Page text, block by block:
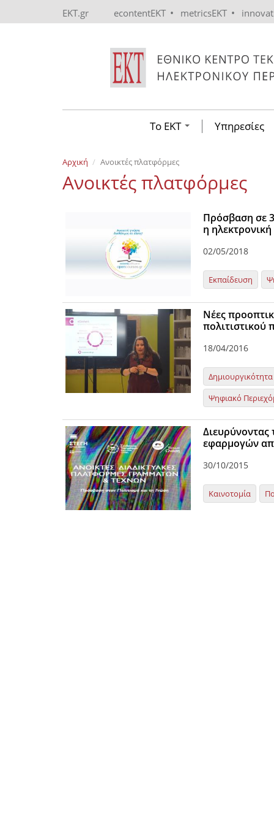
EKT.gr econtentEKT • metricsEKT •
Το ΕΚΤ Υπηρεσίες
Αρχική Ανοικτές πλατφόρμες
Ανοικτές πλατφόρμες
Πρόσβαση σε
η
02/05/2018
Εκπαίδευση
Νέες
πολιτιστικού
18/04/2016
Δημιουργικότητα
Ψηφιακό
εφαρμογών
30/10/2015
Καινοτομία